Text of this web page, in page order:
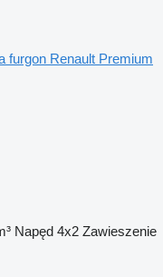
furgon Renault Premium
Napęd 4x2 Zawieszenie